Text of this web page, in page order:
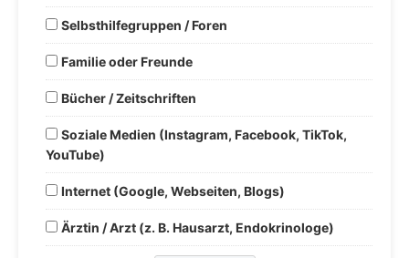
Selbsthilfegruppen / Foren
Familie oder Freunde
Bücher / Zeitschriften
Soziale Medien (Instagram, Facebook, TikTok,
YouTube)
Internet (Google, Webseiten, Blogs)
Ärztin / Arzt (z. B. Hausarzt, Endokrinologe)